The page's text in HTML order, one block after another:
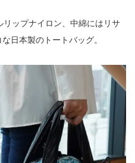
ップナイロン、中綿にはリサ
日本製のトートバッグ。